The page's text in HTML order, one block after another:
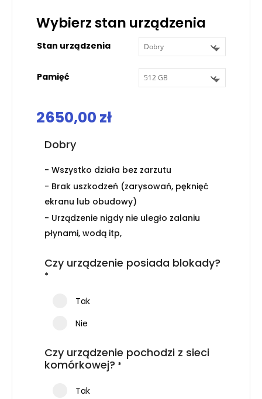
Wybierz stan urządzenia
Stan urządzenia
Pamięć
2650,00 zł
Dobry
- Wszystko działa bez zarzutu
- Brak uszkodzeń (zarysowań, pęknięć
ekranu lub obudowy)
- Urządzenie nigdy nie uległo zalaniu
płynami, wodą itp,
Czy urządzenie posiada blokady?
*
Tak
Nie
Czy urządzenie pochodzi z sieci
komórkowej? *
Tak